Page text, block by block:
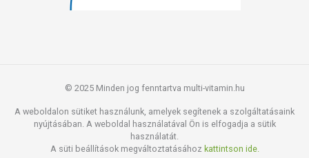
© 2025 Minden jog fenntartva multi-vitamin.hu
A weboldalon sütiket használunk, amelyek segítenek a szolgáltatásaink
nyújtásában. A weboldal használatával Ön is elfogadja a sütik
használatát.
A süti beállítások megváltoztatásához kattintson ide.